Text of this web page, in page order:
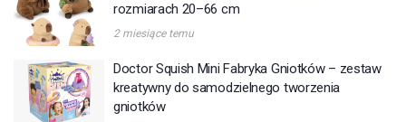
rozmiarach 20–66 cm
2 miesiące temu
Doctor Squish Mini Fabryka Gniotków – zestaw
kreatywny do samodzielnego tworzenia
gniotków